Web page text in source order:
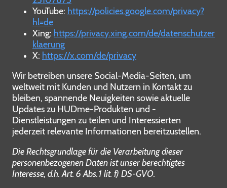
YouTube: https://policies.google.com/privacy?
hl=de
Xing: https://privacy.xing.com/de/datenschutzer
klaerung
X: https://x.com/de/privacy
Wir betreiben unsere Social-Media-Seiten, um
weltweit mit Kunden und Nutzern in Kontakt zu
bleiben, spannende Neuigkeiten sowie aktuelle
Updates zu HUDme-Produkten und -
Dienstleistungen zu teilen und Interessierten
jederzeit relevante Informationen bereitzustellen.
Die Rechtsgrundlage für die Verarbeitung dieser
personenbezogenen Daten ist unser berechtigtes
Interesse, d.h. Art. 6 Abs. 1 lit. f) DS-GVO.